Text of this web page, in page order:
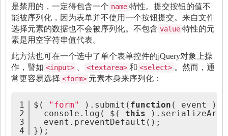
是禁用的，一定得包含一个 name 特性。提交按钮的值不
能被序列化，因为表单并不使用一个按钮提交。来自文件
选择元素的数据也不会被序列化。不包含 value 特性的元
素是用空字符串值代表。
此方法也可在一个选中了单个表单控件的jQuery对象上操
作，譬如 <input> <textarea> 和 <select> 。然而，通
常更容易选择 <form> 元素本身来序列化：
1
2
3
4
$( "form" ).submit( function ( event ) {
  console.log( $(
this
  event.preventDefault();
});